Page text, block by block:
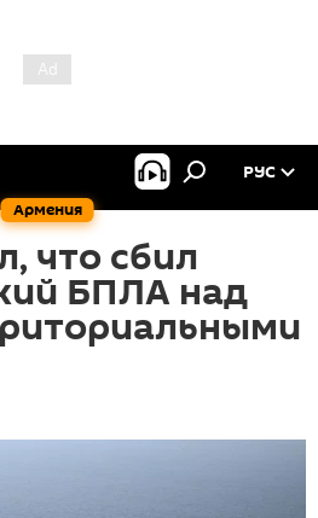
Армения
РУС
что сбил
БПЛА над